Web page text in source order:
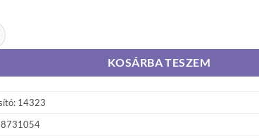
folyadék elektromos készülékhez 30 ml mennyiség
KOSÁRBA TESZEM
14323